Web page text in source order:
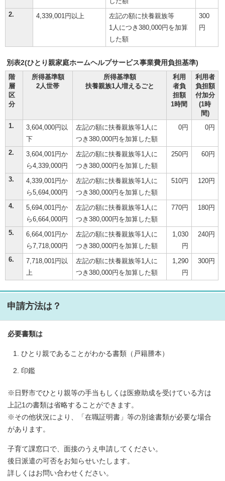
2. 4,339,001円以上
左記の額に扶養親族等
1人につき380,000円を加算
した額
300
円
別表2(ひとり親家庭ホームヘルプサービス事業費用負担基準)
階
層
区
分
所得基準額
2人世帯
所得基準額
扶養親族1人増えるごと
利用
者負
担額
1時間
利用者
負担額
付加分
(1時
間)
1.
3,604,000円以
下
左記の額に扶養親族等1人に
つき380,000円を加算した額
0円 0円
2.
3,604,001円か
ら4,339,000円
左記の額に扶養親族等1人に
つき380,000円を加算した額
250円 60円
3.
4,339,001円か
ら5,694,000円
左記の額に扶養親族等1人に
つき380,000円を加算した額
510円 120円
4.
5,694,001円か
ら6,664,000円
左記の額に扶養親族等1人に
つき380,000円を加算した額
770円 180円
5.
6,664,001円か
ら7,718,000円
左記の額に扶養親族等1人に
つき380,000円を加算した額
1,030
円
240円
6.
7,718,001円以
上
左記の額に扶養親族等1人に
つき380,000円を加算した額
1,290
円
300円
申請方法は？
必要書類は
ひとり親であることがわかる書類（戸籍謄本）
印鑑
※日野市でひとり親等の手当もしくは医療助成を受けている方は
上記1の書類は省略することができます。
※その他状況により、「在職証明書」等の別途書類が必要な場合
があります。
子育て課窓口で、面接のうえ申請してください。
後日派遣の可否をお知らせいたします。
詳しくはお問い合わせください。